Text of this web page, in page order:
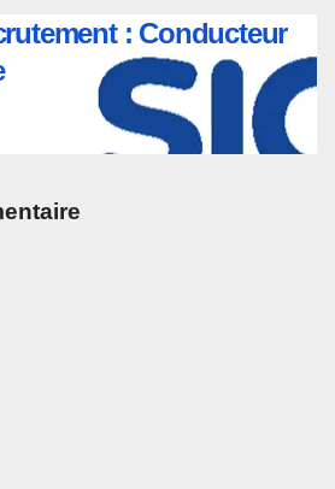
: Conducteur